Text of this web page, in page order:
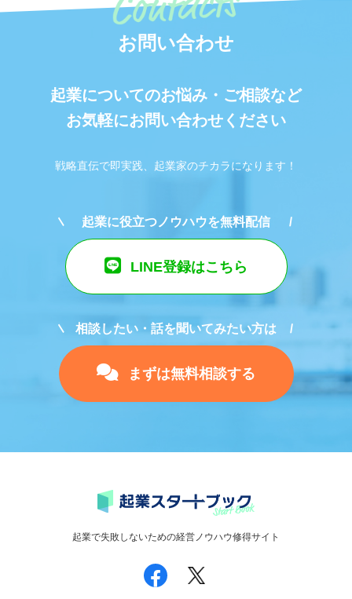
お問い合わせ
起業についてのお悩み・ご相談など
お気軽にお問い合わせください
戦略直伝で即実践、起業家のチカラになります！
起業に役立つノウハウを無料配信
LINE登録はこちら
相談したい・話を聞いてみたい方は
まずは無料相談する
起業で失敗しないための経営ノウハウ修得サイト